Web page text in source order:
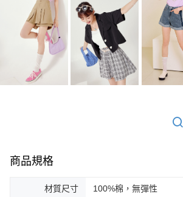
商品規格
材質尺寸 100%棉，無彈性